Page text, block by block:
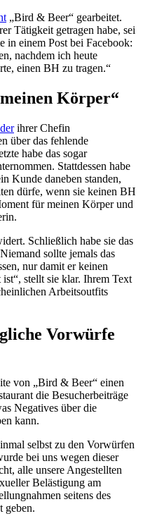
„Bird & Beer“ gearbeitet.
Tätigkeit getragen habe, sei
in einem Post bei Facebook:
nachdem ich heute
einen BH zu tragen.“
Körper“
ihrer Chefin
über das fehlende
habe das sogar
Stattdessen habe
Kunde daneben standen,
dürfe, wenn sie keinen BH
für meinen Körper und
Schließlich habe sie das
sollte jemals das
nur damit er keinen
ist“, stellt sie klar. Ihrem Text
Arbeitsoutfits
Vorwürfe
von „Bird & Beer“ einen
die Besucherbeiträge
Negatives über die
kann.
selbst zu den Vorwürfen
bei uns wegen dieser
alle unsere Angestellten
Belästigung am
seitens des
geben.